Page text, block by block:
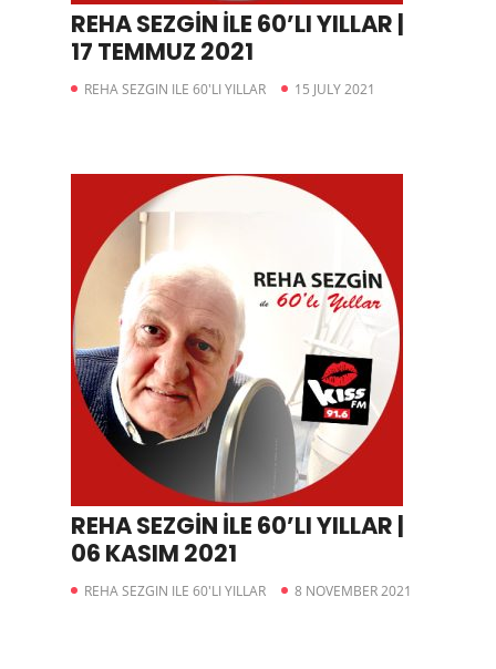
REHA SEZGİN İLE 60’LI YILLAR |
17 TEMMUZ 2021
REHA SEZGIN ILE 60'LI YILLAR 15 JULY 2021
REHA SEZGİN İLE 60’LI YILLAR |
06 KASIM 2021
REHA SEZGIN ILE 60'LI YILLAR 8 NOVEMBER 2021